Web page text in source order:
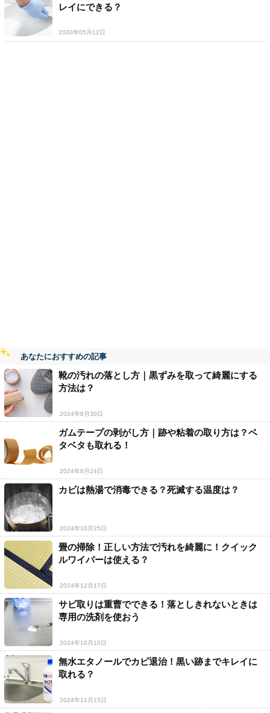
レイにできる？
2020年05月12日
あなたにおすすめの記事
靴の汚れの落とし方｜黒ずみを取って綺麗にする
方法は？
2024年8月30日
ガムテープの剥がし方｜跡や粘着の取り方は？ベ
タベタも取れる！
2024年8月24日
カビは熱湯で消毒できる？死滅する温度は？
2024年10月25日
畳の掃除！正しい方法で汚れを綺麗に！クイック
ルワイパーは使える？
2024年12月17日
サビ取りは重曹でできる！落としきれないときは
専用の洗剤を使おう
2024年10月10日
無水エタノールでカビ退治！黒い跡までキレイに
取れる？
2024年11月15日